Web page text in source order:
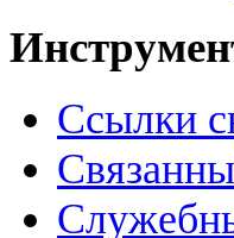
Ссылки